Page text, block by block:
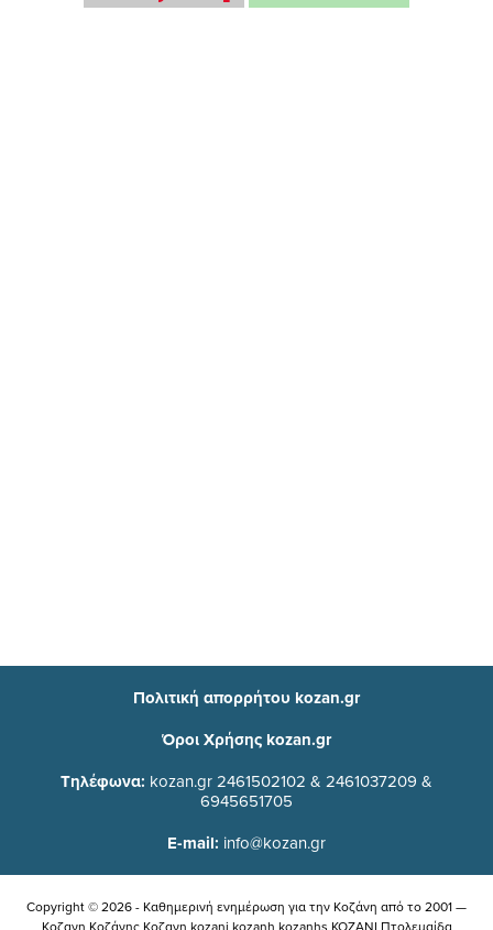
Πολιτική απορρήτου kozan.gr
Όροι Χρήσης kozan.gr
Τηλέφωνα: kozan.gr 2461502102 & 2461037209 &
6945651705
E-mail: info@kozan.gr
Copyright © 2026 - Καθημερινή ενημέρωση για την Kοζάνη από το 2001 —
Κοζανη Κοζάνης Κοζανη kozani kozanh kozanhs KOZANI Πτολεμαίδα